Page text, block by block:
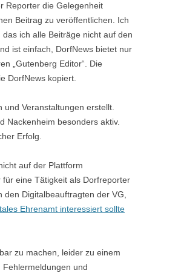
Reporter die Gelegenheit
Beitrag zu veröffentlichen. Ich
ich alle Beiträge nicht auf den
ist einfach, DorfNews bietet nur
„Gutenberg Editor“. Die
DorfNews kopiert.
und Veranstaltungen erstellt.
Nackenheim besonders aktiv.
Erfolg.
auf der Plattform
eine Tätigkeit als Dorfreporter
den Digitalbeauftragten der VG,
Ehrenamt interessiert sollte
zu machen, leider zu einem
und